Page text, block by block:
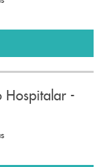
Hospitalar -